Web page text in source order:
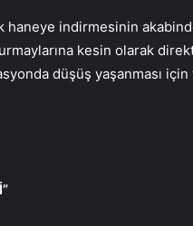
haneye indirmesinin
kesin olarak
düşüş yaşanması için